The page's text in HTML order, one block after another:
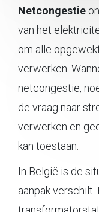
Netcongestie
van het
om alle
verwerken.
netcongestie,
de vraag naar
verwerken en
kan toestaan.
In België is de
aanpak